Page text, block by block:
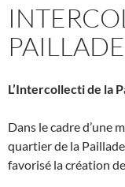
PAILLADE
L’Intercollecti de la
Dans le cadre d’une
quartier de la
favorisé la création